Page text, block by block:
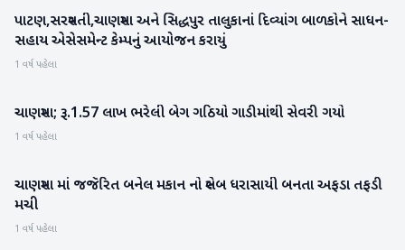
પાટણ
પાટણ,સરસ્વતી,ચાણસ્મા અને સિદ્ધપુર તાલુકાનાં દિવ્યાંગ બાળકોને સાધન-
સહાય એસેસમેન્ટ કેમ્પનું આયોજન કરાયું
1 વર્ષ પહેલા
પાટણ
ચાણસ્મા; રૂ.1.57 લાખ ભરેલી બેગ ગઠિયો ગાડીમાંથી સેવરી ગયો
1 વર્ષ પહેલા
પાટણ
ચાણસ્મા માં જજૅરિત બનેલ મકાન નો સ્લેબ ધરાસાયી બનતા અફડા તફડી
મચી
1 વર્ષ પહેલા